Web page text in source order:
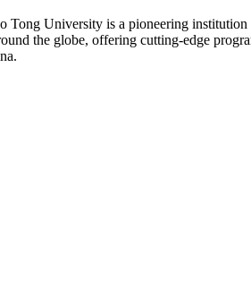
University is a pioneering
the globe, offering cutting-edge